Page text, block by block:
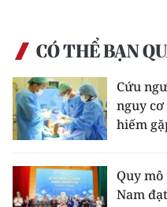
FRANÇAIS
ESPAÑOL
CÓ THỂ BẠN
Cứu
nguy
hiếm
Quy
Nam